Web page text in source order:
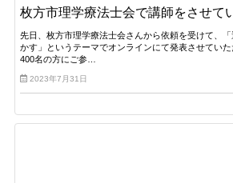
枚方市理学療法士会で講師をさせて
先日、枚方市理学療法士会さんから依頼を受けて、
かす」というテーマでオンラインにて発表させてい
400名の方にご参…
2023年7月31日